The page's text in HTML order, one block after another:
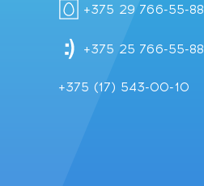
+375 29 766-55-88
+375 25 766-55-88
+375 (17) 543-00-10